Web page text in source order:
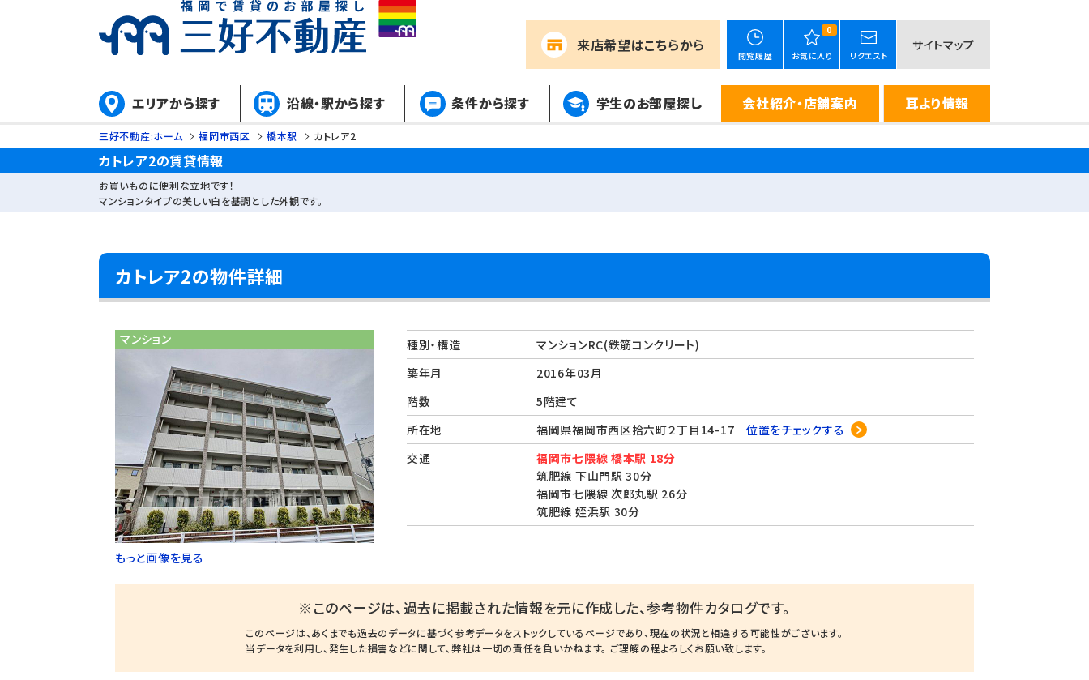
来店希望はこちらから
閲覧履歴
0
お気に入り リクエスト
サイトマップ
エリアから探す 沿線・駅から探す 条件から探す 学生のお部屋探し 会社紹介・店舗案内 耳より情報
三好不動産:ホーム 福岡市西区 橋本駅 カトレア2
カトレア2の賃貸情報
お買いものに便利な立地です！
マンションタイプの美しい白を基調とした外観です。
カトレア2の物件詳細
マンション
もっと画像を見る
種別・構造
マンションRC(鉄筋コンクリート)
築年月
2016年03月
階数
5階建て
所在地
福岡県福岡市西区拾六町２丁目14-17 位置をチェックする
交通
福岡市七隈線 橋本駅 18分
筑肥線 下山門駅 30分
福岡市七隈線 次郎丸駅 26分
筑肥線 姪浜駅 30分
※このページは、過去に掲載された情報を元に作成した、参考物件カタログです。
このページは、あくまでも過去のデータに基づく参考データをストックしているページであり、現在の状況と相違する可能性がございます。
当データを利用し、発生した損害などに関して、弊社は一切の責任を負いかねます。 ご理解の程よろしくお願い致します。